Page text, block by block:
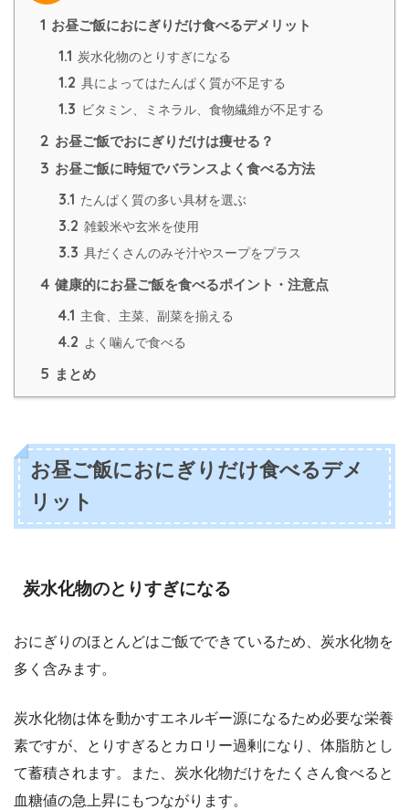
1 お昼ご飯におにぎりだけ食べるデメリット
1.1 炭水化物のとりすぎになる
1.2 具によってはたんぱく質が不足する
1.3 ビタミン、ミネラル、食物繊維が不足する
2 お昼ご飯でおにぎりだけは痩せる？
3 お昼ご飯に時短でバランスよく食べる方法
3.1 たんぱく質の多い具材を選ぶ
3.2 雑穀米や玄米を使用
3.3 具だくさんのみそ汁やスープをプラス
4 健康的にお昼ご飯を食べるポイント・注意点
4.1 主食、主菜、副菜を揃える
4.2 よく噛んで食べる
5 まとめ
お昼ご飯におにぎりだけ食べるデメ
リット
炭水化物のとりすぎになる
おにぎりのほとんどはご飯でできているため、炭水化物を
多く含みます。
炭水化物は体を動かすエネルギー源になるため必要な栄養
素ですが、とりすぎるとカロリー過剰になり、体脂肪とし
て蓄積されます。また、炭水化物だけをたくさん食べると
血糖値の急上昇にもつながります。